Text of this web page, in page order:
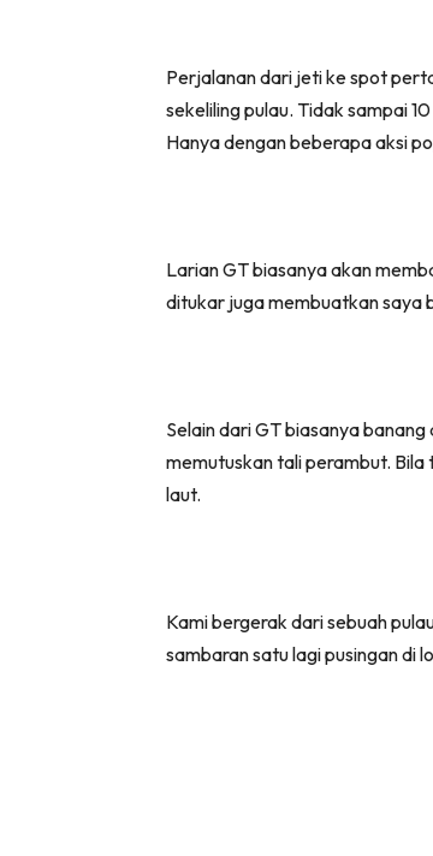
(Twitter)
Perjalanan dari jeti ke spot
sekeliling pulau. Tidak sampai
Hanya dengan beberapa aksi
Larian GT biasanya akan
ditukar juga membuatkan saya
Selain dari GT biasanya
memutuskan tali perambut.
laut.
Kami bergerak dari sebuah
sambaran satu lagi pusingan di